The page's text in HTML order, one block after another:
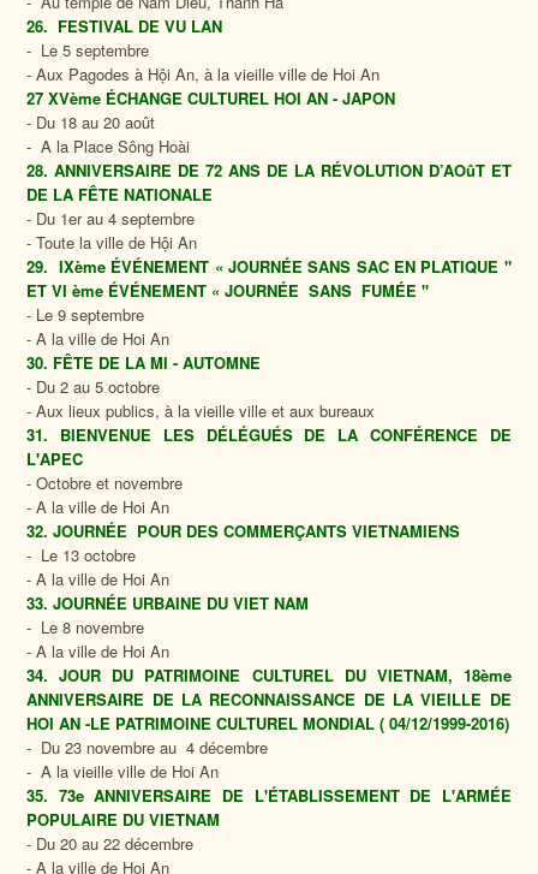
26. FESTIVAL DE VU LAN
- Le 5 septembre
- Aux Pagodes à Hội An, à la vieille ville de Hoi An
27 XVème ÉCHANGE CULTUREL HOI AN - JAPON
- Du 18 au 20 août
- A la Place Sông Hoài
28. ANNIVERSAIRE DE 72 ANS DE LA RÉVOLUTION D’AOûT ET
DE LA FÊTE NATIONALE
- Du 1er au 4 septembre
- Toute la ville de Hội An
29. IXème ÉVÉNEMENT « JOURNÉE SANS SAC EN PLATIQUE "
ET VI ème ÉVÉNEMENT « JOURNÉE SANS FUMÉE "
- Le 9 septembre
- A la ville de Hoi An
30. FÊTE DE LA MI - AUTOMNE
- Du 2 au 5 octobre
- Aux lieux publics, à la vieille ville et aux bureaux
31. BIENVENUE LES DÉLÉGUÉS DE LA CONFÉRENCE DE
L'APEC
- Octobre et novembre
- A la ville de Hoi An
32. JOURNÉE POUR DES COMMERÇANTS VIETNAMIENS
- Le 13 octobre
- A la ville de Hoi An
33. JOURNÉE URBAINE DU VIET NAM
- Le 8 novembre
- A la ville de Hoi An
34. JOUR DU PATRIMOINE CULTUREL DU VIETNAM, 18ème
ANNIVERSAIRE DE LA RECONNAISSANCE DE LA VIEILLE DE
HOI AN -LE PATRIMOINE CULTUREL MONDIAL ( 04/12/1999-2016)
- Du 23 novembre au 4 décembre
- A la vieille ville de Hoi An
35. 73e ANNIVERSAIRE DE L'ÉTABLISSEMENT DE L'ARMÉE
POPULAIRE DU VIETNAM
- Du 20 au 22 décembre
- A la ville de Hoi An